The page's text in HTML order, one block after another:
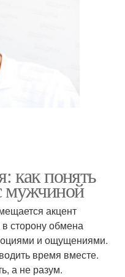
как понять
мужчиной
акцент
сторону обмена
и ощущениями.
время вместе.
а не разум.